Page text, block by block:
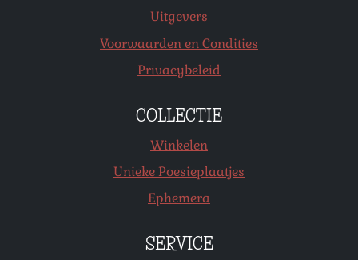
Uitgevers
Voorwaarden en Condities
Privacybeleid
COLLECTIE
Winkelen
Unieke Poesieplaatjes
Ephemera
SERVICE